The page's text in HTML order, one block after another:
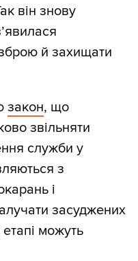
він знову
й захищати
закон, що
звільняти
служби у
з
і
засуджених
можуть